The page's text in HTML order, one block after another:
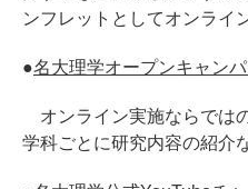
ンフレットとしてオンライ
●名大理学オープンキャン
オンライン実施ならでは
学科ごとに研究内容の紹介